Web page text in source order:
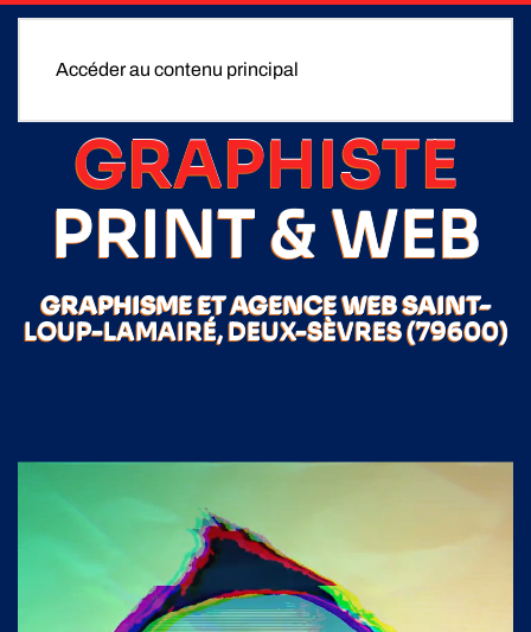
Accéder au contenu principal
GRAPHISTE
PRINT & WEB
GRAPHISME ET AGENCE WEB SAINT-
LOUP-LAMAIRÉ, DEUX-SÈVRES (79600)